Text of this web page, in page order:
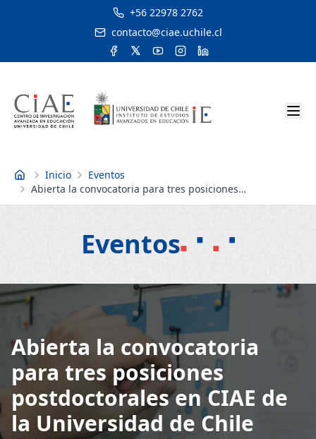
+56 22978 2762
contacto@ciae.uchile.cl
Inicio Inicio
Eventos
Abierta la convocatoria para tres posiciones
postdoctorales en CIAE de la Universidad de Chile
Eventos
Abierta la convocatoria
para tres posiciones
postdoctorales en CIAE de
la Universidad de Chile